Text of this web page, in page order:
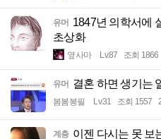
유머 1847년 의학서에
초상화
옆사마 Lv.87 조회 1866
유머 결혼 하면 생기는
봄봄봉필 Lv.31 조회 1557
계층 이젠 다시는 못 보